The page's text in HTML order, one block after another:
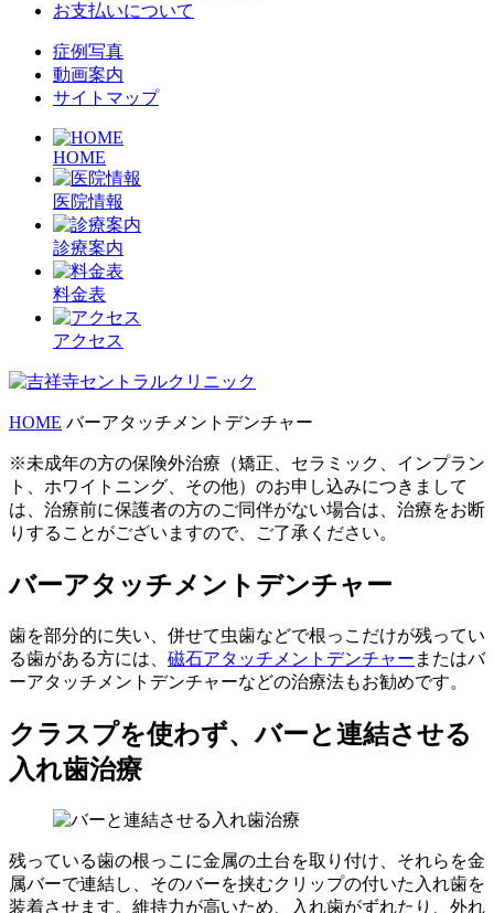
お支払いについて
症例写真
動画案内
サイトマップ
HOME
医院情報
診療案内
料金表
アクセス
HOME バーアタッチメントデンチャー
※未成年の方の保険外治療（矯正、セラミック、インプラン
ト、ホワイトニング、その他）のお申し込みにつきまして
は、治療前に保護者の方のご同伴がない場合は、治療をお断
りすることがございますので、ご了承ください。
バーアタッチメントデンチャー
歯を部分的に失い、併せて虫歯などで根っこだけが残ってい
る歯がある方には、 磁石アタッチメントデンチャー またはバ
ーアタッチメントデンチャーなどの治療法もお勧めです。
クラスプを使わず、バーと連結させる
入れ歯治療
残っている歯の根っこに金属の土台を取り付け、それらを金
属バーで連結し、そのバーを挟むクリップの付いた入れ歯を
装着させます。維持力が高いため、入れ歯がずれたり、外れ